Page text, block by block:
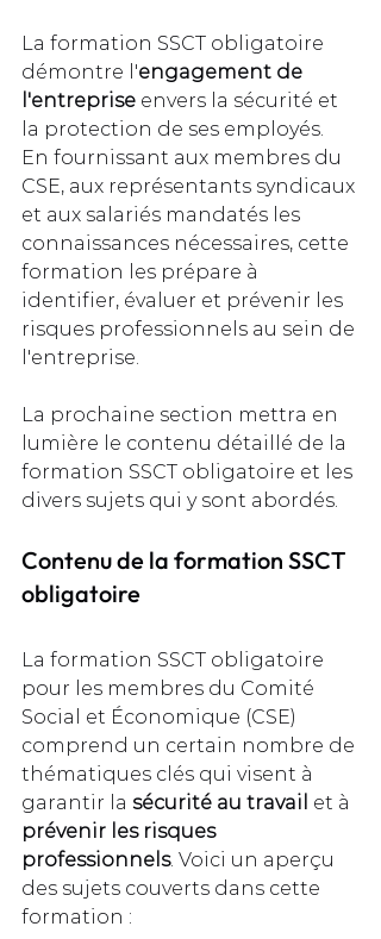
La formation SSCT obligatoire
démontre l'engagement de
l'entreprise envers la sécurité et
la protection de ses employés.
En fournissant aux membres du
CSE, aux représentants syndicaux
et aux salariés mandatés les
connaissances nécessaires, cette
formation les prépare à
identifier, évaluer et prévenir les
risques professionnels au sein de
l'entreprise.
La prochaine section mettra en
lumière le contenu détaillé de la
formation SSCT obligatoire et les
divers sujets qui y sont abordés.
Contenu de la formation SSCT
obligatoire
La formation SSCT obligatoire
pour les membres du Comité
Social et Économique (CSE)
comprend un certain nombre de
thématiques clés qui visent à
garantir la sécurité au travail et à
prévenir les risques
professionnels. Voici un aperçu
des sujets couverts dans cette
formation :